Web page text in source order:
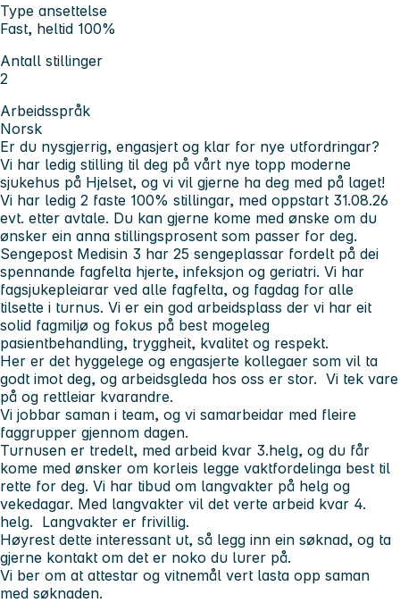
Type ansettelse
Fast, heltid 100%
Antall stillinger
2
Arbeidsspråk
Norsk
Er du nysgjerrig, engasjert og klar for nye utfordringar?
Vi har ledig stilling til deg på vårt nye topp moderne
sjukehus på Hjelset, og vi vil gjerne ha deg med på laget!
Vi har ledig 2 faste 100% stillingar, med oppstart 31.08.26
evt. etter avtale. Du kan gjerne kome med ønske om du
ønsker ein anna stillingsprosent som passer for deg.
Sengepost Medisin 3 har 25 sengeplassar fordelt på dei
spennande fagfelta hjerte, infeksjon og geriatri. Vi har
fagsjukepleiarar ved alle fagfelta, og fagdag for alle
tilsette i turnus. Vi er ein god arbeidsplass der vi har eit
solid fagmiljø og fokus på best mogeleg
pasientbehandling, tryggheit, kvalitet og respekt.
Her er det hyggelege og engasjerte kollegaer som vil ta
godt imot deg, og arbeidsgleda hos oss er stor. Vi tek vare
på og rettleiar kvarandre.
Vi jobbar saman i team, og vi samarbeidar med fleire
faggrupper gjennom dagen.
Turnusen er tredelt, med arbeid kvar 3.helg, og du får
kome med ønsker om korleis legge vaktfordelinga best til
rette for deg. Vi har tibud om langvakter på helg og
vekedagar. Med langvakter vil det verte arbeid kvar 4.
helg. Langvakter er frivillig.
Høyrest dette interessant ut, så legg inn ein søknad, og ta
gjerne kontakt om det er noko du lurer på.
Vi ber om at attestar og vitnemål vert lasta opp saman
med søknaden.